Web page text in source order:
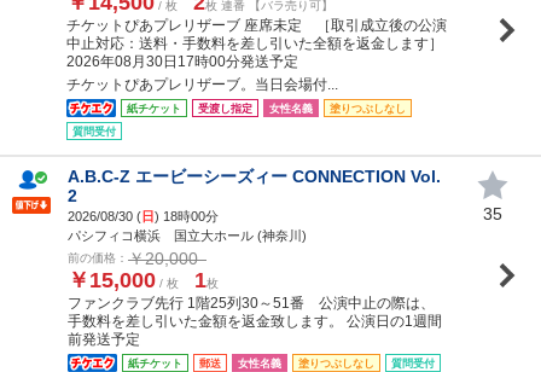
/ 枚 枚 連番 【バラ売り可】
チケットぴあプレリザーブ 座席未定 ［取引成立後の公演
中止対応：送料・手数料を差し引いた全額を返金します］
2026年08月30日17時00分発送予定
チケットぴあプレリザーブ。当日会場付...
紙チケット 受渡し指定 女性名義
塗りつぶしなし
質問受付
A.B.C-Z エービーシーズィー CONNECTION Vol.
2
2026/08/30 (日) 18時00分
パシフィコ横浜 国立大ホール (神奈川)
前の価格： ￥20,000
￥15,000 / 枚 1枚
ファンクラブ先行 1階25列30～51番 公演中止の際は、
手数料を差し引いた金額を返金致します。 公演日の1週間
前発送予定
紙チケット 郵送 女性名義 塗りつぶしなし 質問受付
35